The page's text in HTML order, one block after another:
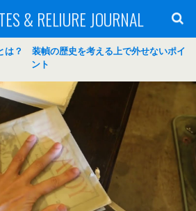
& RELIURE JOURNAL
？ 装幀の歴史を考える上で外せないポイ
ント